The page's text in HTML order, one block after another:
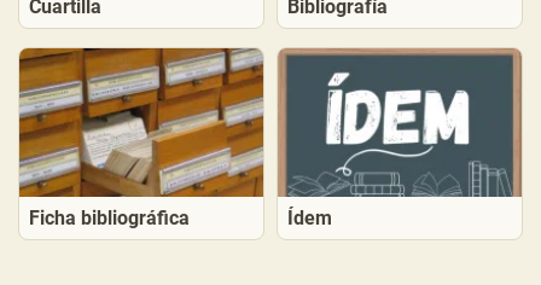
Cuartilla Bibliografía
Ficha bibliográfica Ídem